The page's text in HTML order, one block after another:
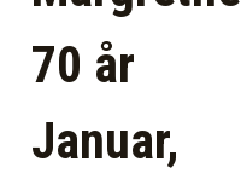
70 år
Januar,